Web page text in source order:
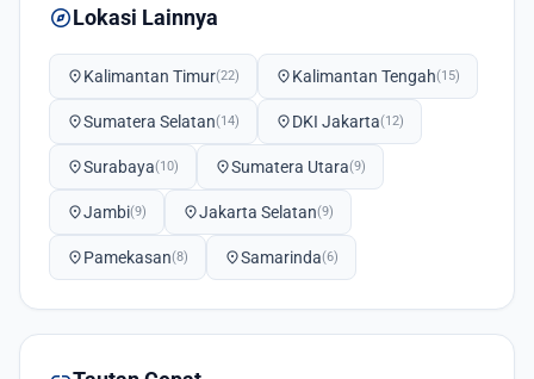
exploreLokasi Lainnya
location_onKalimantan Timur(22) location_onKalimantan Tengah(15)
location_onSumatera Selatan(14) location_onDKI Jakarta(12)
location_onSurabaya(10) location_onSumatera Utara(9)
location_onJambi(9) location_onJakarta Selatan(9)
location_onPamekasan(8) location_onSamarinda(6)